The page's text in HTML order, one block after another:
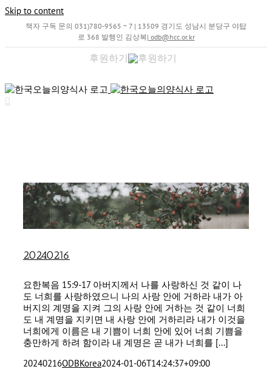
Skip to content
책자 구독 문의 031)780-9565 ~ 7 | 13509 경기도 성남시 분당구 야탑
로 368 발행인 김상복| odb@hcc.or.kr
후원하기
20240216
요한복음 15:9-17 아버지께서 나를 사랑하신 것 같이 나
도 너희를 사랑하였으니 나의 사랑 안에 거하라 내가 아
버지의 계명을 지켜 그의 사랑 안에 거하는 것 같이 너희
도 내 계명을 지키면 내 사랑 안에 거하리라 내가 이것을
너희에게 이름은 내 기쁨이 너희 안에 있어 너희 기쁨을
충만하게 하려 함이라 내 계명은 곧 내가 너희를 [...]
20240216ODBKorea2024-01-06T14:24:37+09:00